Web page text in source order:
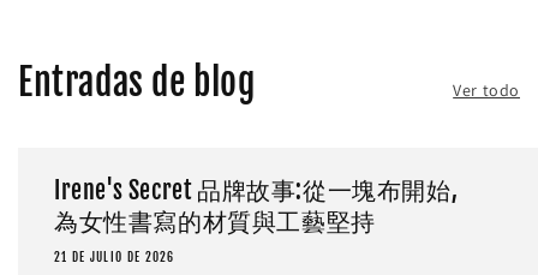
Entradas de blog Ver todo
Irene's Secret 品牌故事:從一塊布開始,
為女性書寫的材質與工藝堅持
21 DE JULIO DE 2026